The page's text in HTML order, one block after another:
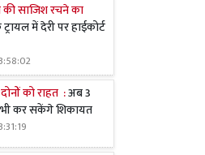
की साजिश रचने का
में देरी पर हाईकोर्ट
को राहत :अब 3
कर सकेंगे शिकायत